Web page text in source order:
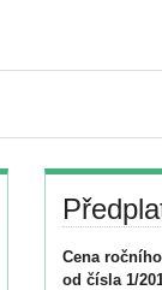
Cena
od čísla 1/